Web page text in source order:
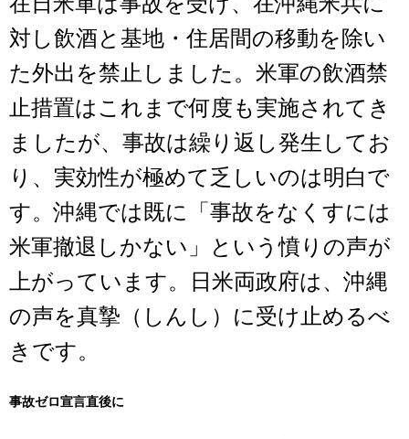
対し飲酒と基地・住居間の移動を除い
た外出を禁止しました。米軍の飲酒禁
止措置はこれまで何度も実施されてき
ましたが、事故は繰り返し発生してお
り、実効性が極めて乏しいのは明白で
す。沖縄では既に「事故をなくすには
米軍撤退しかない」という憤りの声が
上がっています。日米両政府は、沖縄
の声を真摯（しんし）に受け止めるべ
きです。
事故ゼロ宣言直後に